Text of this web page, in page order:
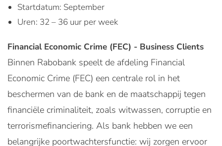
Startdatum: September
Uren: 32 – 36 uur per week
Financial Economic Crime (FEC) - Business Clients
Binnen Rabobank speelt de afdeling Financial
Economic Crime (FEC) een centrale rol in het
beschermen van de bank en de maatschappij tegen
financiële criminaliteit, zoals witwassen, corruptie en
terrorismefinanciering. Als bank hebben we een
belangrijke poortwachtersfunctie: wij zorgen ervoor